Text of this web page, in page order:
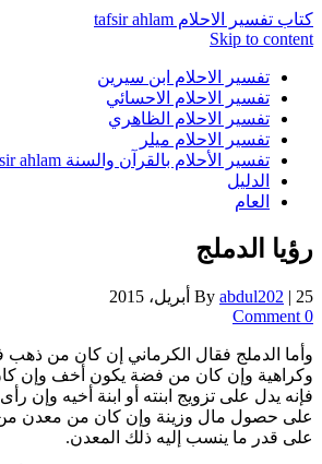
كتاب تفسير الاحلام tafsir ahlam
Skip to content
تفسير الاحلام ابن سيرين
تفسير الاحلام الاحسائي
تفسير الاحلام الظاهري
تفسير الاحلام ميلر
تفسير الأحلام بالقرآن والسنة tafsir ahlam
الدليل
العام
رؤيا الدملج
By abdul202 | 25 أبريل، 2015
0 Comment
وأما الدملج فقال الكرماني إن كان من
وكراهية وإن كان من فضة يكون أخف وإن
فإنه يدل على تزويج ابنته أو ابنة أخيه وإن
على حصول مال وزينة وإن كان من معدن من
على قدر ما ينسب إليه ذلك المعدن.